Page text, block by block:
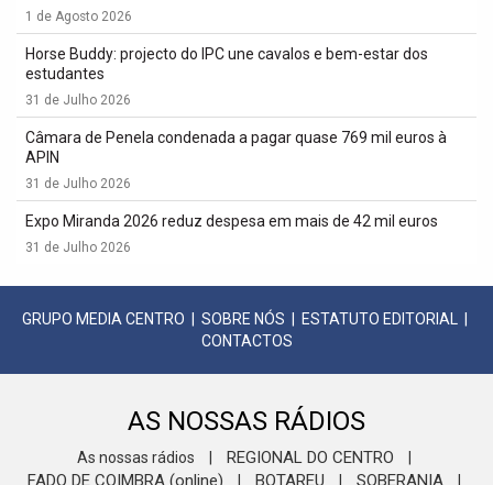
1 de Agosto 2026
Horse Buddy: projecto do IPC une cavalos e bem-estar dos
estudantes
31 de Julho 2026
Câmara de Penela condenada a pagar quase 769 mil euros à
APIN
31 de Julho 2026
Expo Miranda 2026 reduz despesa em mais de 42 mil euros
31 de Julho 2026
GRUPO MEDIA CENTRO SOBRE NÓS ESTATUTO EDITORIAL
CONTACTOS
AS NOSSAS RÁDIOS
As nossas rádios REGIONAL DO CENTRO
FADO DE COIMBRA (online) BOTAREU SOBERANIA